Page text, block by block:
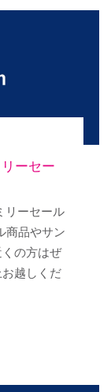
ーセー
リーセール
商品やサン
の方はぜ
越しくだ